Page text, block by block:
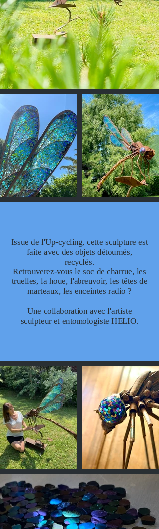
Issue de l'Up-cycling, cette sculpture est
faite avec des objets détournés,
recyclés.
Retrouverez-vous le soc de charrue, les
truelles, la houe, l'abreuvoir, les têtes de
marteaux, les enceintes radio ?
Une collaboration avec l'artiste
sculpteur et entomologiste HELIO.